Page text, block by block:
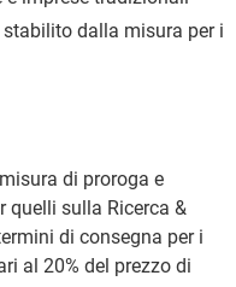
dalla misura per i
di proroga e
quelli sulla Ricerca &
di consegna per i
al 20% del prezzo di